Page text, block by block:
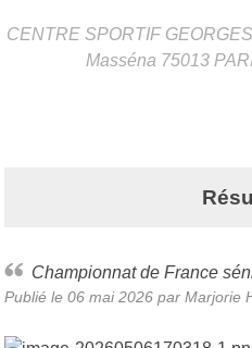
CENTRE SPORTIF
Masséna 75013
Championnat de France
Publié le 06 mai 2026 par Marjorie